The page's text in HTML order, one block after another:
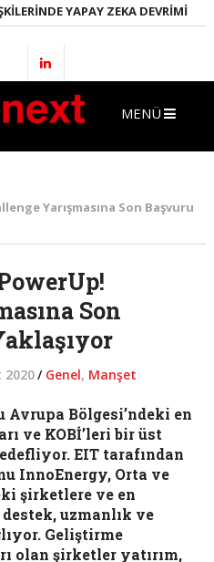
YAPAY ZEKA DEVRIMI
MENÜ
Yarışmasına Son Başvuru
Son
2020/ Genel, Manşet
Avrupa Bölgesi’ndeki en
ve KOBİ’leri bir üst
EIT tarafından
InnoEnergy, Orta ve
şirketlere ve en
uzmanlık ve
Geliştirme
olan şirketler yatırım,